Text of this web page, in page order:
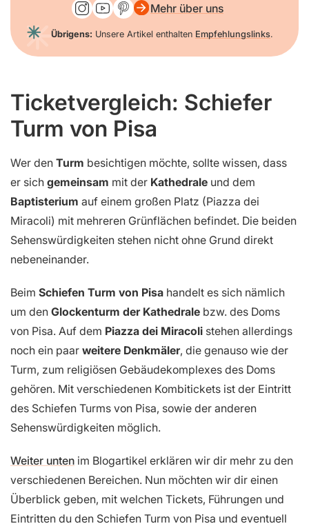
Mehr über uns
Übrigens: Unsere Artikel enthalten Empfehlungslinks.
Ticketvergleich: Schiefer
Turm von Pisa
Wer den Turm besichtigen möchte, sollte wissen, dass
er sich gemeinsam mit der Kathedrale und dem
Baptisterium auf einem großen Platz (Piazza dei
Miracoli) mit mehreren Grünflächen befindet. Die beiden
Sehenswürdigkeiten stehen nicht ohne Grund direkt
nebeneinander.
Beim Schiefen Turm von Pisa handelt es sich nämlich
um den Glockenturm der Kathedrale bzw. des Doms
von Pisa. Auf dem Piazza dei Miracoli stehen allerdings
noch ein paar weitere Denkmäler, die genauso wie der
Turm, zum religiösen Gebäudekomplexes des Doms
gehören. Mit verschiedenen Kombitickets ist der Eintritt
des Schiefen Turms von Pisa, sowie der anderen
Sehenswürdigkeiten möglich.
Weiter unten im Blogartikel erklären wir dir mehr zu den
verschiedenen Bereichen. Nun möchten wir dir einen
Überblick geben, mit welchen Tickets, Führungen und
Eintritten du den Schiefen Turm von Pisa und eventuell